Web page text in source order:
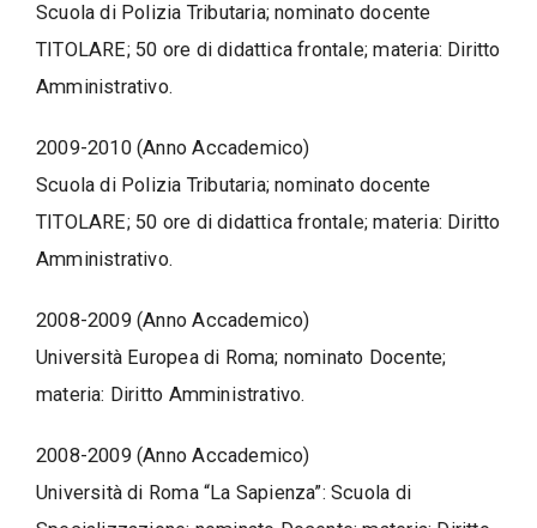
Scuola di Polizia Tributaria; nominato docente
TITOLARE; 50 ore di didattica frontale; materia: Diritto
Amministrativo.
2009-2010 (Anno Accademico)
Scuola di Polizia Tributaria; nominato docente
TITOLARE; 50 ore di didattica frontale; materia: Diritto
Amministrativo.
2008-2009 (Anno Accademico)
Università Europea di Roma; nominato Docente;
materia: Diritto Amministrativo.
2008-2009 (Anno Accademico)
Università di Roma “La Sapienza”: Scuola di